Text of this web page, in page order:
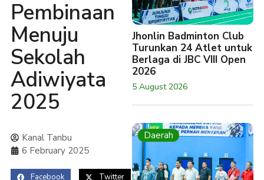
Pembinaan
Menuju
Sekolah
Adiwiyata
2025
Kanal Tanbu
6 February 2025
Facebook Twitter
Jhonlin Badminton Club
Turunkan 24 Atlet untuk
Berlaga di JBC VIII Open
2026
5 August 2026
Daerah